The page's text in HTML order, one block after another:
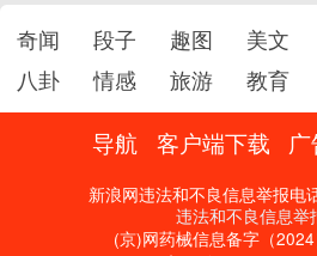
奇闻 段子 趣图 美文
八卦
情感 旅游 教育
导航 客户端下载
新浪网违法和不良信息举报电
违法和不良信息举
(京)网药械信息备字（